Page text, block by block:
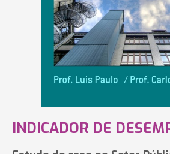
INDICADOR DE